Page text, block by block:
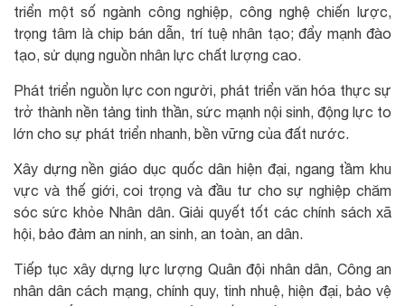
triển một số ngành công nghiệp, công nghệ chiến lược,
trọng tâm là chip bán dẫn, trí tuệ nhân tạo; đẩy mạnh đào
tạo, sử dụng nguồn nhân lực chất lượng cao.
Phát triển nguồn lực con người, phát triển văn hóa thực sự
trở thành nền tảng tinh thần, sức mạnh nội sinh, động lực to
lớn cho sự phát triển nhanh, bền vững của đất nước.
Xây dựng nền giáo dục quốc dân hiện đại, ngang tầm khu
vực và thế giới, coi trọng và đầu tư cho sự nghiệp chăm
sóc sức khỏe Nhân dân. Giải quyết tốt các chính sách xã
hội, bảo đảm an ninh, an sinh, an toàn, an dân.
Tiếp tục xây dựng lực lượng Quân đội nhân dân, Công an
nhân dân cách mạng, chính quy, tinh nhuệ, hiện đại, bảo vệ